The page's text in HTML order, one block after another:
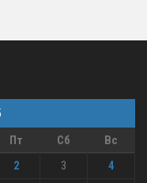
Пт Сб
Вс
2 3
4